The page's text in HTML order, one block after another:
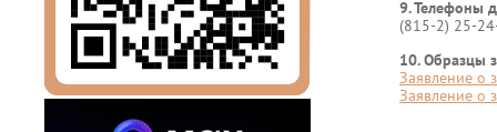
9. Телефоны
(815-2) 25-
10. Образцы
Заявление о
Заявление о